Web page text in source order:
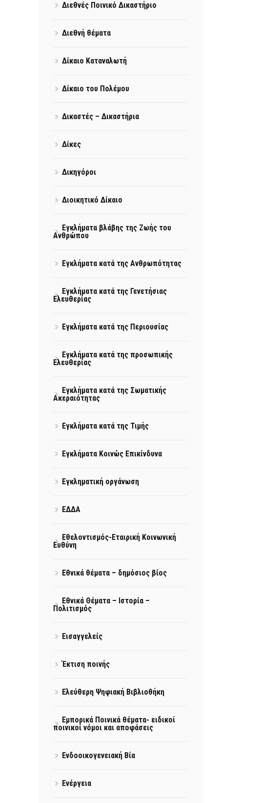
Διεθνές Ποινικό Δικαστήριο
Διεθνή θέματα
Δίκαιο Καταναλωτή
Δίκαιο του Πολέμου
Δικαστές – Δικαστήρια
Δίκες
Δικηγόροι
Διοικητικό Δίκαιο
Εγκλήματα βλάβης της Ζωής του
Ανθρώπου
Εγκλήματα κατά της Ανθρωπότητας
Εγκλήματα κατά της Γενετήσιας
Ελευθερίας
Εγκλήματα κατά της Περιουσίας
Εγκλήματα κατά της προσωπικής
Ελευθερίας
Εγκλήματα κατά της Σωματικής
Ακεραιότητας
Εγκλήματα κατά της Τιμής
Εγκλήματα Κοινώς Επικίνδυνα
Εγκληματική οργάνωση
ΕΔΔΑ
Εθελοντισμός-Εταιρική Κοινωνική
Ευθύνη
Εθνικά θέματα – δημόσιος βίος
Εθνικά Θέματα – Ιστορία –
Πολιτισμός
Εισαγγελείς
Έκτιση ποινής
Ελεύθερη Ψηφιακή Βιβλιοθήκη
Εμπορικά Ποινικά θέματα- ειδικοί
ποινικοί νόμοι και αποφάσεις
Ενδοοικογενειακή Βία
Ενέργεια